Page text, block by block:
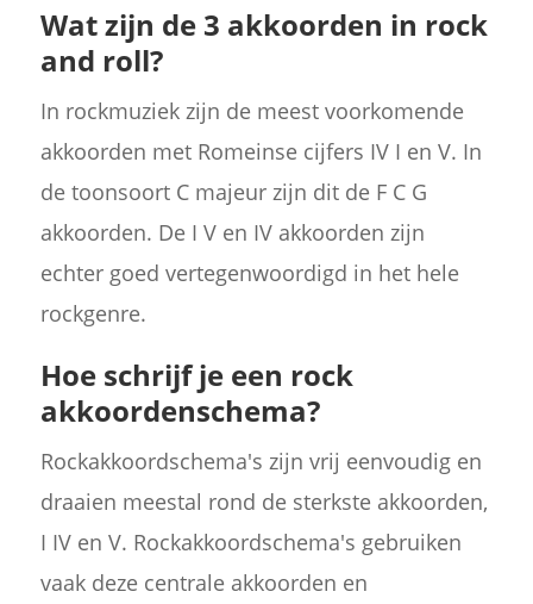
Wat zijn de 3 akkoorden in rock
and roll?
In rockmuziek zijn de meest voorkomende
akkoorden met Romeinse cijfers IV I en V. In
de toonsoort C majeur zijn dit de F C G
akkoorden. De I V en IV akkoorden zijn
echter goed vertegenwoordigd in het hele
rockgenre.
Hoe schrijf je een rock
akkoordenschema?
Rockakkoordschema's zijn vrij eenvoudig en
draaien meestal rond de sterkste akkoorden,
I IV en V. Rockakkoordschema's gebruiken
vaak deze centrale akkoorden en